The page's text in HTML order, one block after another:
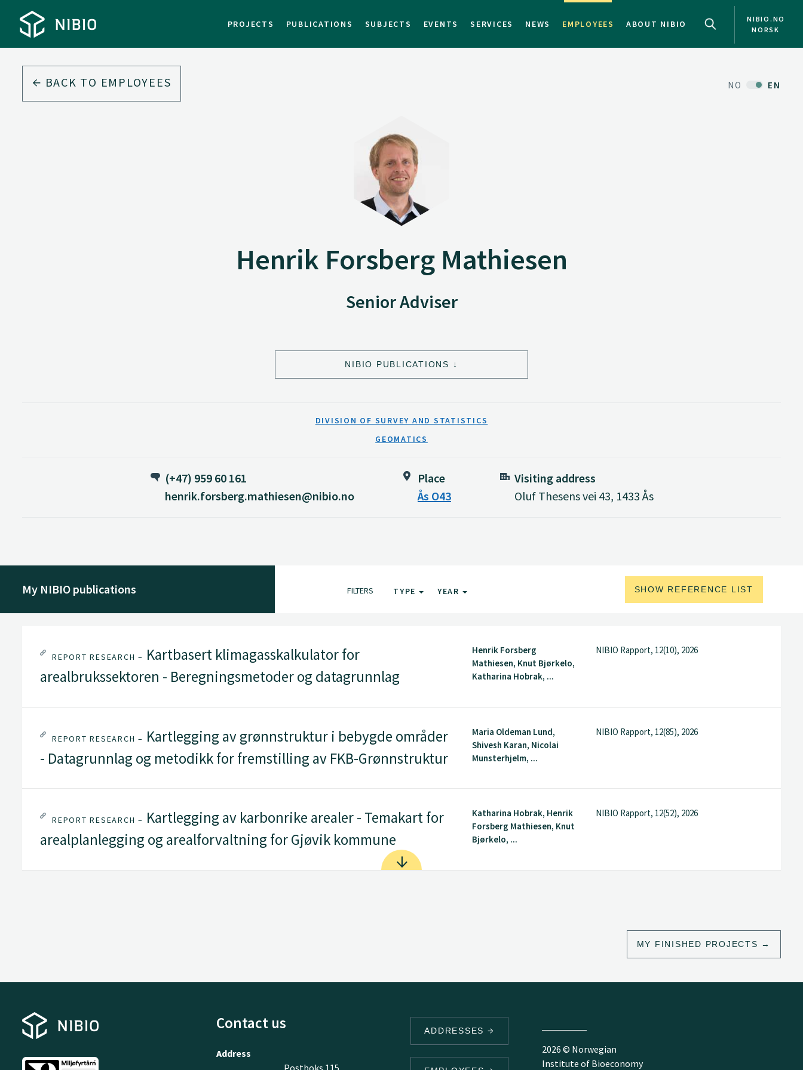
PROJECTS PUBLICATIONS SUBJECTS EVENTS SERVICES NEWS EMPLOYEES ABOUT NIBIO
NIBIO.NO
NORSK
BACK TO EMPLOYEES NO EN
Henrik Forsberg Mathiesen
Senior Adviser
NIBIO PUBLICATIONS
DIVISION OF SURVEY AND STATISTICS
GEOMATICS
(+47) 959 60 161
henrik.forsberg.mathiesen@nibio.no
Place
Ås O43
Visiting address
Oluf Thesens vei 43, 1433 Ås
My NIBIO publications FILTERS TYPE YEAR SHOW REFERENCE LIST
REPORT RESEARCH – Kartbasert klimagasskalkulator for
arealbrukssektoren - Beregningsmetoder og datagrunnlag
Henrik Forsberg
Mathiesen, Knut Bjørkelo,
Katharina Hobrak, ...
NIBIO Rapport, 12(10), 2026
REPORT RESEARCH – Kartlegging av grønnstruktur i bebygde områder
- Datagrunnlag og metodikk for fremstilling av FKB-Grønnstruktur
Maria Oldeman Lund,
Shivesh Karan, Nicolai
Munsterhjelm, ...
NIBIO Rapport, 12(85), 2026
REPORT RESEARCH – Kartlegging av karbonrike arealer - Temakart for
arealplanlegging og arealforvaltning for Gjøvik kommune
Katharina Hobrak, Henrik
Forsberg Mathiesen, Knut
Bjørkelo, ...
NIBIO Rapport, 12(52), 2026
MY FINISHED PROJECTS
Contact us
Address
Postboks 115
ADDRESSES
2026 © Norwegian
Institute of Bioeconomy